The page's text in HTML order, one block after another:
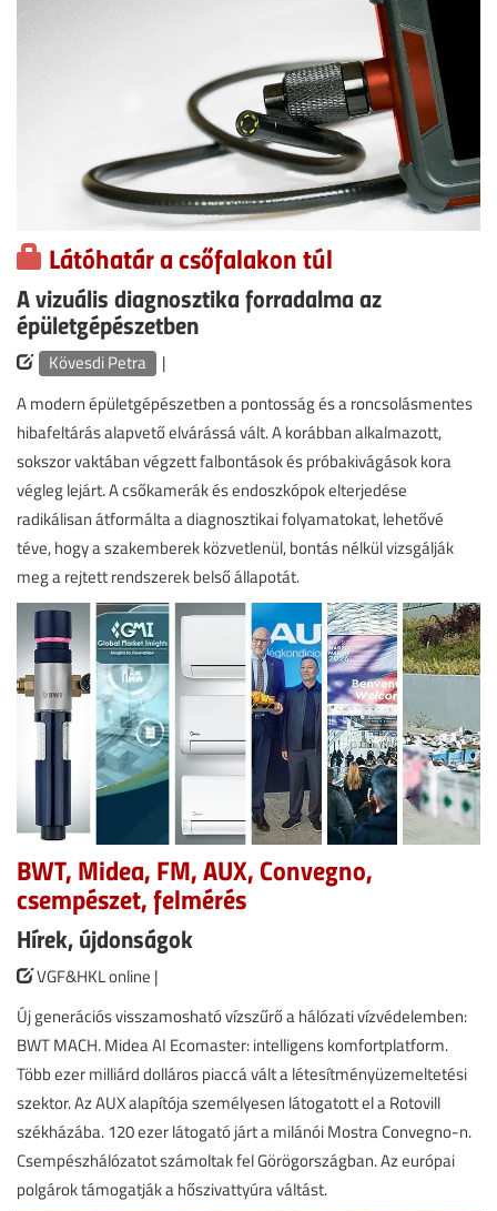
Látóhatár a csőfalakon túl
A vizuális diagnosztika forradalma az
épületgépészetben
Kövesdi Petra
|
A modern épületgépészetben a pontosság és a roncsolásmentes
hibafeltárás alapvető elvárássá vált. A korábban alkalmazott,
sokszor vaktában végzett falbontások és próbakivágások kora
végleg lejárt. A csőkamerák és endoszkópok elterjedése
radikálisan átformálta a diagnosztikai folyamatokat, lehetővé
téve, hogy a szakemberek közvetlenül, bontás nélkül vizsgálják
meg a rejtett rendszerek belső állapotát.
BWT, Midea, FM, AUX, Convegno,
csempészet, felmérés
Hírek, újdonságok
VGF&HKL online |
Új generációs visszamosható vízszűrő a hálózati vízvédelemben:
BWT MACH. Midea AI Ecomaster: intelligens komfortplatform.
Több ezer milliárd dolláros piaccá vált a létesítményüzemeltetési
szektor. Az AUX alapítója személyesen látogatott el a Rotovill
székházába. 120 ezer látogató járt a milánói Mostra Convegno-n.
Csempészhálózatot számoltak fel Görögországban. Az európai
polgárok támogatják a hőszivattyúra váltást.